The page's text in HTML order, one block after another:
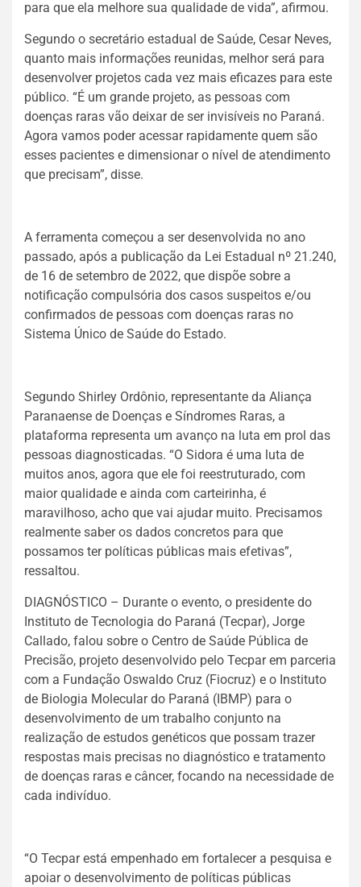
para que ela melhore sua qualidade de vida”, afirmou.
Segundo o secretário estadual de Saúde, Cesar Neves,
quanto mais informações reunidas, melhor será para
desenvolver projetos cada vez mais eficazes para este
público. “É um grande projeto, as pessoas com
doenças raras vão deixar de ser invisíveis no Paraná.
Agora vamos poder acessar rapidamente quem são
esses pacientes e dimensionar o nível de atendimento
que precisam”, disse.
A ferramenta começou a ser desenvolvida no ano
passado, após a publicação da Lei Estadual nº 21.240,
de 16 de setembro de 2022, que dispõe sobre a
notificação compulsória dos casos suspeitos e/ou
confirmados de pessoas com doenças raras no
Sistema Único de Saúde do Estado.
Segundo Shirley Ordônio, representante da Aliança
Paranaense de Doenças e Síndromes Raras, a
plataforma representa um avanço na luta em prol das
pessoas diagnosticadas. “O Sidora é uma luta de
muitos anos, agora que ele foi reestruturado, com
maior qualidade e ainda com carteirinha, é
maravilhoso, acho que vai ajudar muito. Precisamos
realmente saber os dados concretos para que
possamos ter políticas públicas mais efetivas”,
ressaltou.
DIAGNÓSTICO – Durante o evento, o presidente do
Instituto de Tecnologia do Paraná (Tecpar), Jorge
Callado, falou sobre o Centro de Saúde Pública de
Precisão, projeto desenvolvido pelo Tecpar em parceria
com a Fundação Oswaldo Cruz (Fiocruz) e o Instituto
de Biologia Molecular do Paraná (IBMP) para o
desenvolvimento de um trabalho conjunto na
realização de estudos genéticos que possam trazer
respostas mais precisas no diagnóstico e tratamento
de doenças raras e câncer, focando na necessidade de
cada indivíduo.
“O Tecpar está empenhado em fortalecer a pesquisa e
apoiar o desenvolvimento de políticas públicas